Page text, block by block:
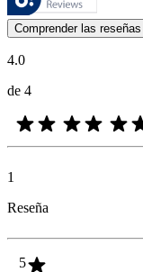
Las opiniones de los
Comprender las
4.0
de 4
1
Reseña
5